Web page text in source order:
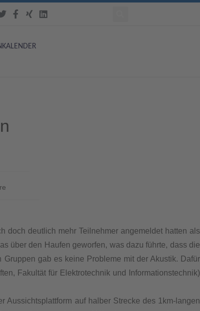
doch deutlich mehr Teilnehmer angemeldet hatten als
über den Haufen geworfen, was dazu führte, dass die
gab es keine Probleme mit der Akustik. Dafür
Fakultät für Elektrotechnik und Informationstechnik)
auf halber Strecke des 1km-langen